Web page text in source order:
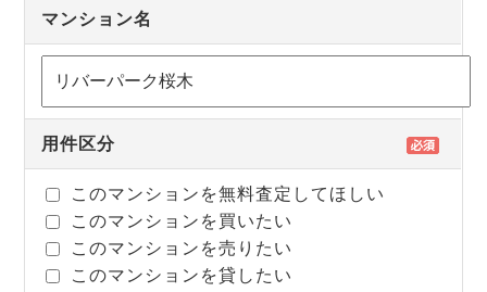
マンション名
用件区分
このマンションを無料査定してほしい
このマンションを買いたい
このマンションを売りたい
このマンションを貸したい